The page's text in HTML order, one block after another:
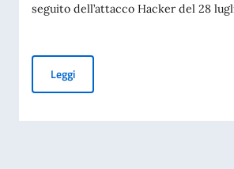
seguito dell’attacco Hacker del 28
LeggiANGOLA: TEMPORANEA